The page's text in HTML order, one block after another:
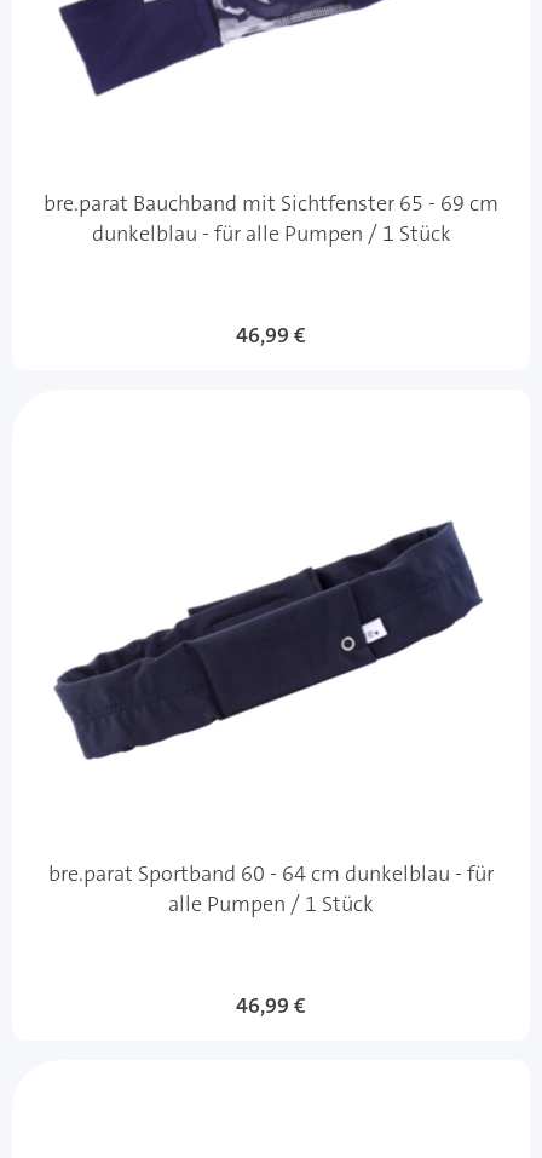
bre.parat Bauchband mit Sichtfenster 65 - 69 cm
dunkelblau - für alle Pumpen / 1 Stück
46,99 €
bre.parat Sportband 60 - 64 cm dunkelblau - für
alle Pumpen / 1 Stück
46,99 €